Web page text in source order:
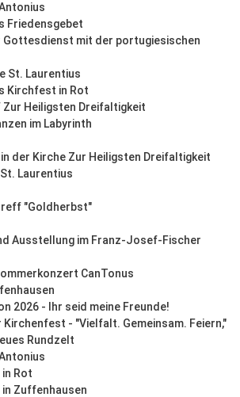
Friedensgebet
Gottesdienst mit der portugiesischen
St. Laurentius
Kirchfest in Rot
Heiligsten Dreifaltigkeit
im Labyrinth
der Kirche Zur Heiligsten Dreifaltigkeit
Laurentius
"Goldherbst"
Ausstellung im Franz-Josef-Fischer
CanTonus
2026 - Ihr seid meine Freunde!
Kirchenfest - "Vielfalt. Gemeinsam. Feiern,"
Rundzelt
Rot
Zuffenhausen